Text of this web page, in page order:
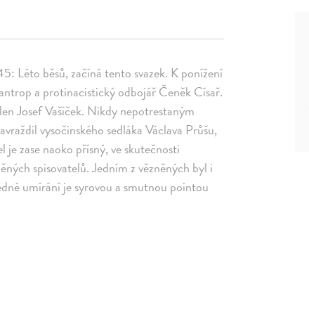
Léto běsů, začíná tento svazek. K ponížení
a protinacistický odbojář Čeněk Císař.
Josef Vašíček. Nikdy nepotrestaným
vysočinského sedláka Václava Průšu,
zase naoko přísný, ve skutečnosti
spisovatelů. Jedním z vězněných byl i
umírání je syrovou a smutnou pointou